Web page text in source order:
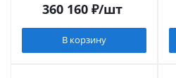
360 160₽/шт
В корзину